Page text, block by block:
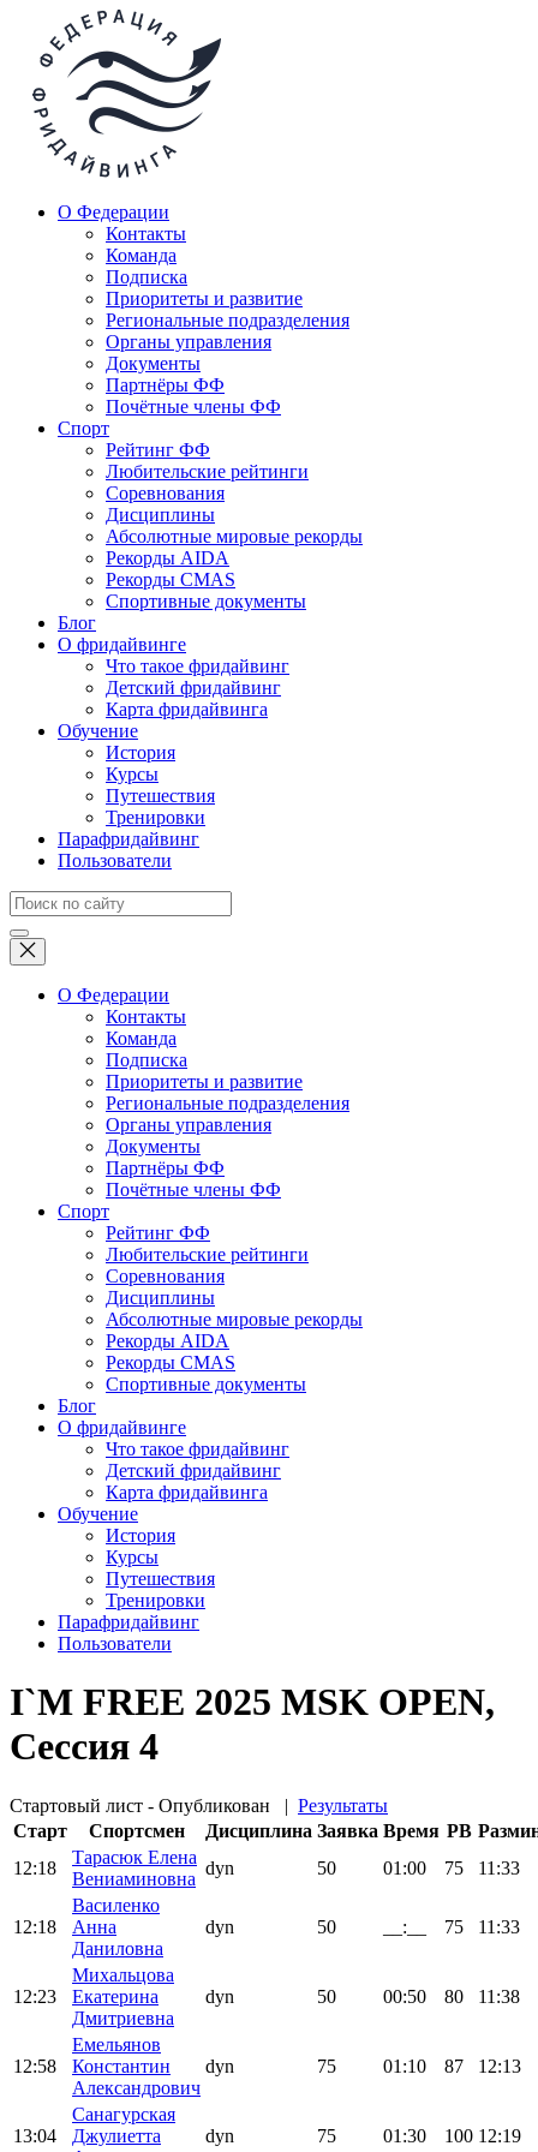
О Федерации
Контакты
Команда
Подписка
Приоритеты и развитие
Региональные подразделения
Органы управления
Документы
Партнёры ФФ
Почётные члены ФФ
Спорт
Рейтинг ФФ
Любительские рейтинги
Соревнования
Дисциплины
Абсолютные мировые рекорды
Рекорды AIDA
Рекорды CMAS
Спортивные документы
Блог
О фридайвинге
Что такое фридайвинг
Детский фридайвинг
Карта фридайвинга
Обучение
История
Курсы
Путешествия
Тренировки
Парафридайвинг
Пользователи
О Федерации
Контакты
Команда
Подписка
Приоритеты и развитие
Региональные подразделения
Органы управления
Документы
Партнёры ФФ
Почётные члены ФФ
Спорт
Рейтинг ФФ
Любительские рейтинги
Соревнования
Дисциплины
Абсолютные мировые рекорды
Рекорды AIDA
Рекорды CMAS
Спортивные документы
Блог
О фридайвинге
Что такое фридайвинг
Детский фридайвинг
Карта фридайвинга
Обучение
История
Курсы
Путешествия
Тренировки
Парафридайвинг
Пользователи
I`M FREE 2025 MSK OPEN,
Сессия 4
Стартовый лист - Опубликован | Результаты
Старт
Спортсмен Дисциплина Заявка Время PB
12:18
Тарасюк Елена
Вениаминовна
dyn 50 01:00 75 11:33
12:18
Василенко
Анна
Даниловна
dyn 50 __:__ 75 11:33
12:23
Михальцова
Екатерина
Дмитриевна
dyn 50 00:50 80 11:38
12:58
Емельянов
Константин
Александрович
dyn 75 01:10 87 12:13
13:04
Санагурская
Джулиетта
dyn 75 01:30 100 12:19